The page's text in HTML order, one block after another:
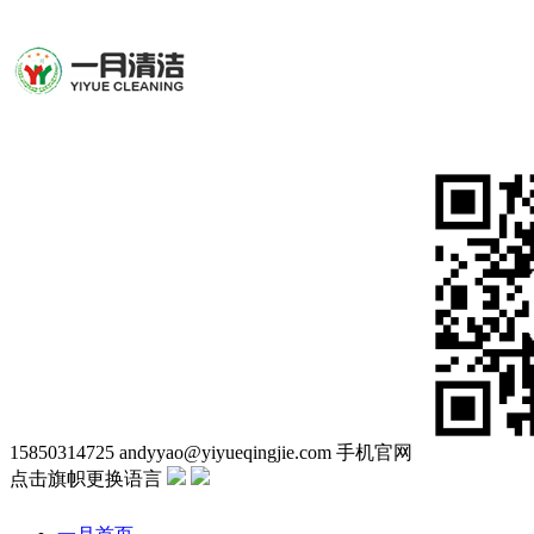
15850314725 andyyao@yiyueqingjie.com 手机官网
点击旗帜更换语言